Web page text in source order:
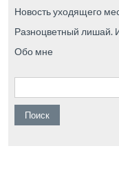
Новость уходящего
Разноцветный лишай.
Обо мне
Найти: